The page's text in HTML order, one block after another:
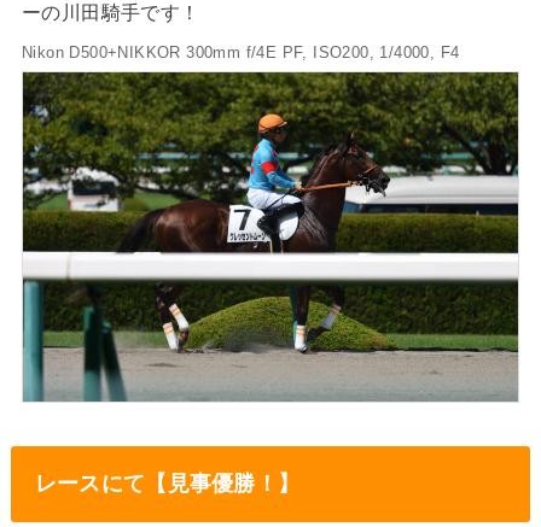
ーの川田騎手です！
Nikon D500+NIKKOR 300mm f/4E PF, ISO200, 1/4000, F4
レースにて【見事優勝！】